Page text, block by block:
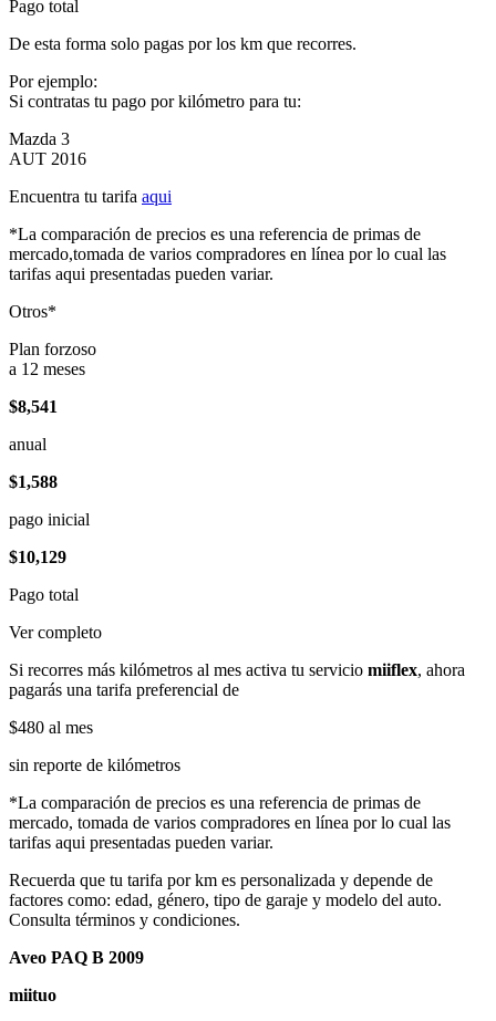
Pago total
De esta forma solo pagas por los km que recorres.
Por ejemplo:
Si contratas tu pago por kilómetro para tu:
Mazda 3
AUT 2016
Encuentra tu tarifa aqui
*La comparación de precios es una referencia de primas de
mercado,tomada de varios compradores en línea por lo cual las
tarifas aqui presentadas pueden variar.
Otros*
Plan forzoso
a 12 meses
$8,541
anual
$1,588
pago inicial
$10,129
Pago total
Ver completo
Si recorres más kilómetros al mes activa tu servicio miiflex, ahora
pagarás una tarifa preferencial de
$480 al mes
sin reporte de kilómetros
*La comparación de precios es una referencia de primas de
mercado, tomada de varios compradores en línea por lo cual las
tarifas aqui presentadas pueden variar.
Recuerda que tu tarifa por km es personalizada y depende de
factores como: edad, género, tipo de garaje y modelo del auto.
Consulta términos y condiciones.
Aveo PAQ B 2009
miituo